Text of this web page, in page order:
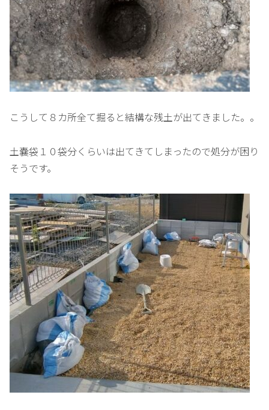
こうして８カ所全て掘ると結構な残土が出てきました。。
土嚢袋１０袋分くらいは出てきてしまったので処分が困り
そうです。